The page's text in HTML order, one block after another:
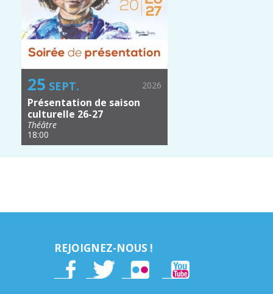
25 SEPT. 2026
Présentation de saison
culturelle 26-27
Théâtre
18:00
REJOIGNEZ-NOUS !